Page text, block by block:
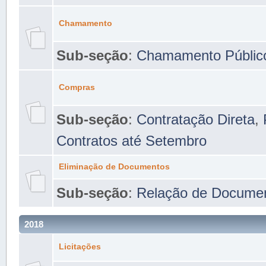
Chamamento
Sub-seção: Chamamento
Compras
Sub-seção: Contratação Direta,
Contratos até Setembro
Eliminação de Documentos
Sub-seção: Relação de
2018
Licitações